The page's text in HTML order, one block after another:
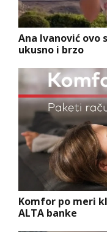
Ana Ivanović ovo
ukusno i brzo
Komfor po meri
ALTA banke